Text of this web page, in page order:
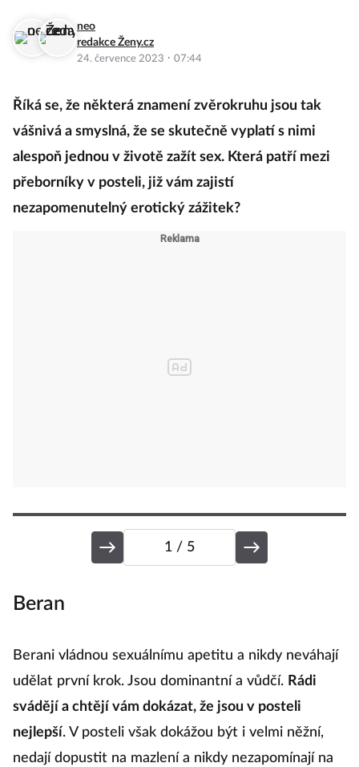
neo
redakce Ženy.cz
24. července 2023 · 07:44
Říká se, že některá znamení zvěrokruhu jsou tak
vášnivá a smyslná, že se skutečně vyplatí s nimi
alespoň jednou v životě zažít sex. Která patří mezi
přeborníky v posteli, již vám zajistí
nezapomenutelný erotický zážitek?
1 / 5
Beran
Berani vládnou sexuálnímu apetitu a nikdy neváhají
udělat první krok. Jsou dominantní a vůdčí. Rádi
svádějí a chtějí vám dokázat, že jsou v posteli
nejlepší. V posteli však dokážou být i velmi něžní,
nedají dopustit na mazlení a nikdy nezapomínají na